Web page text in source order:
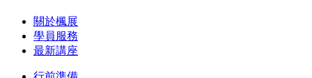
關於楓展
學員服務
最新講座